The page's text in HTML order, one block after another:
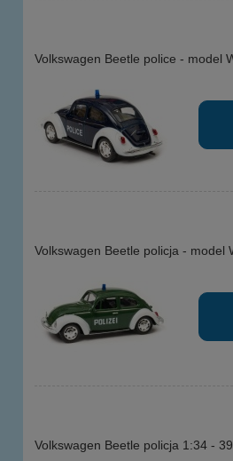
Volkswagen Beetle police - model
Volkswagen Beetle policja - model
Volkswagen Beetle policja 1:34 -